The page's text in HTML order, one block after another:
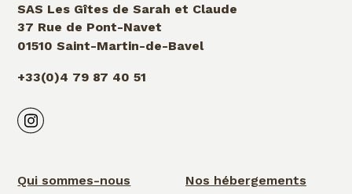
SAS Les Gîtes de Sarah et Claude
37 Rue de Pont-Navet
01510 Saint-Martin-de-Bavel
+33(0)4 79 87 40 51
Qui sommes-nous
Nos hébergements